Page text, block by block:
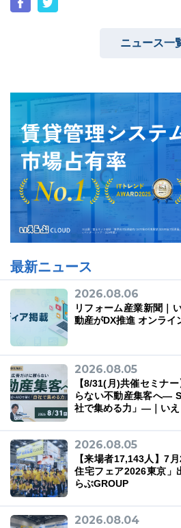
ニュース一
最新ニュース
2026.08.06
リフォーム産業新聞｜
動産がDX推進 オンライ
2026.08.05
【8/31(月)共催セミナ
らない不動産集客へ―
社で集める力」―｜いえ
2026.08.05
【来場者17,143人】7
住宅フェア2026東京」
らぶGROUP
2026.08.04